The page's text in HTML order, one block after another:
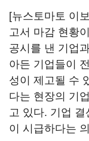
[뉴스토마토 이
고서 마감 현황
공시를 낸 기업
아든 기업들이
성이 제고될 수
다는 현장의 기
고 있다. 기업
이 시급하다는